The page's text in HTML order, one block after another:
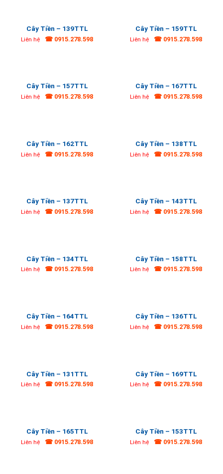
Cây Tiền – 139TTL
Liên hệ ☎ 0915.278.598
Cây Tiền – 159TTL
Liên hệ ☎ 0915.278.598
Cây Tiền – 157TTL
Liên hệ ☎ 0915.278.598
Cây Tiền – 167TTL
Liên hệ ☎ 0915.278.598
Cây Tiền – 162TTL
Liên hệ ☎ 0915.278.598
Cây Tiền – 138TTL
Liên hệ ☎ 0915.278.598
Cây Tiền – 137TTL
Liên hệ ☎ 0915.278.598
Cây Tiền – 143TTL
Liên hệ ☎ 0915.278.598
Cây Tiền – 134TTL
Liên hệ ☎ 0915.278.598
Cây Tiền – 158TTL
Liên hệ ☎ 0915.278.598
Cây Tiền – 164TTL
Liên hệ ☎ 0915.278.598
Cây Tiền – 136TTL
Liên hệ ☎ 0915.278.598
Cây Tiền – 131TTL
Liên hệ ☎ 0915.278.598
Cây Tiền – 169TTL
Liên hệ ☎ 0915.278.598
Cây Tiền – 165TTL
Liên hệ ☎ 0915.278.598
Cây Tiền – 153TTL
Liên hệ ☎ 0915.278.598